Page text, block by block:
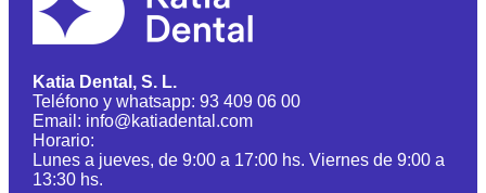
Katia Dental, S. L.
Teléfono y whatsapp: 93 409 06 00
Email: info@katiadental.com
Horario:
Lunes a jueves, de 9:00 a 17:00 hs. Viernes de 9:00 a
13:30 hs.